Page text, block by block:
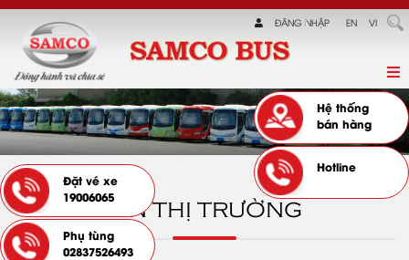
ĐĂNG NHẬP EN VI
TIN THỊ TRƯỜNG
Đặt vé xe
19006065
Phụ tùng
02837526493
Hệ thống
bán hàng
Hotline